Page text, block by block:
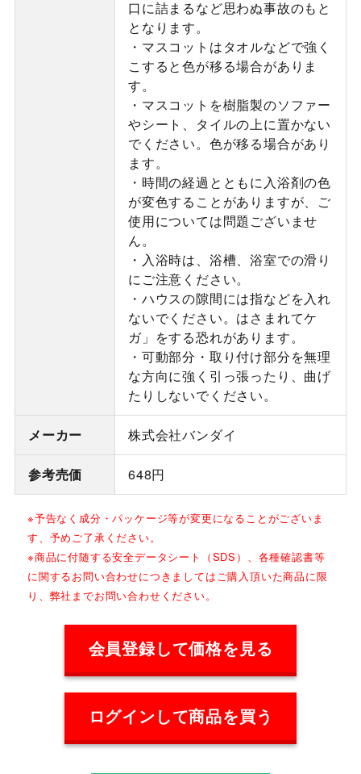
口に詰まるなど思わぬ事故のもと
となります。
・マスコットはタオルなどで強く
こすると色が移る場合がありま
す。
・マスコットを樹脂製のソファー
やシート、タイルの上に置かない
でください。色が移る場合があり
ます。
・時間の経過とともに入浴剤の色
が変色することがありますが、ご
使用については問題ございませ
ん。
・入浴時は、浴槽、浴室での滑り
にご注意ください。
・ハウスの隙間には指などを入れ
ないでください。はさまれてケ
ガ」をする恐れがあります。
・可動部分・取り付け部分を無理
な方向に強く引っ張ったり、曲げ
たりしないでください。
メーカー 株式会社バンダイ
参考売価 648円
※予告なく成分・パッケージ等が変更になることがございま
す、予めご了承ください。
※商品に付随する安全データシート（SDS）、各種確認書等
に関するお問い合わせにつきましてはご購入頂いた商品に限
り、弊社までお問い合わせください。
会員登録して価格を見る
ログインして商品を買う